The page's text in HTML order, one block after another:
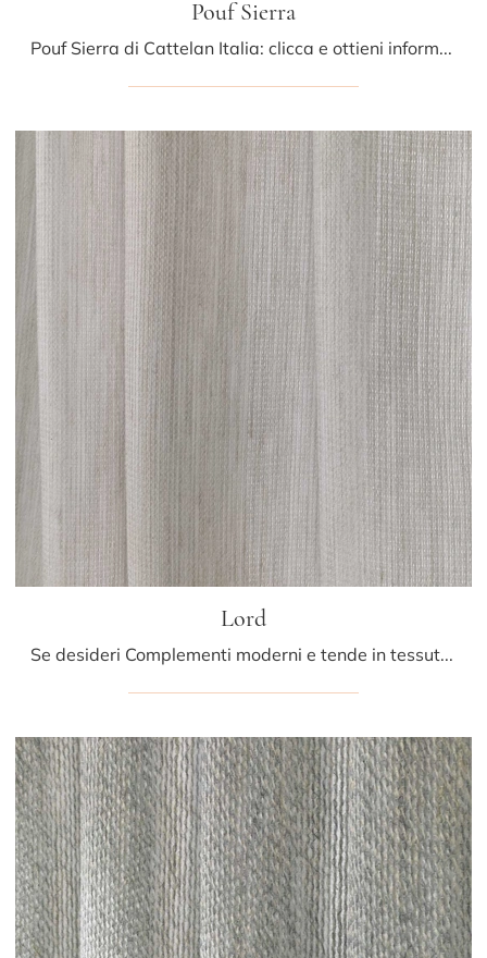
Pouf Sierra
Pouf Sierra di Cattelan Italia: clicca e ottieni informazioni sui Complementi e pouf moderni in pelle del noto e conosciuto brand!
Lord
Se desideri Complementi moderni e tende in tessuto scopri di più sul modello Lord del marchio Athena Collezioni.